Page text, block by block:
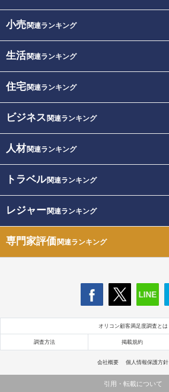
小売関連ランキング
生活関連ランキング
住宅関連ランキング
ビジネス 関連ランキング
人材関連ランキング
トラベル関連ランキング
レジャー関連ランキング
専門家評価関連ランキング
オリコン顧客満足度調査とは
調査方法 掲載規約
会社概要 個人情報保護方針
引用・転載について